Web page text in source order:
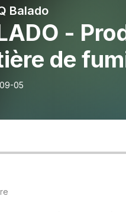
Balado
-
de
05